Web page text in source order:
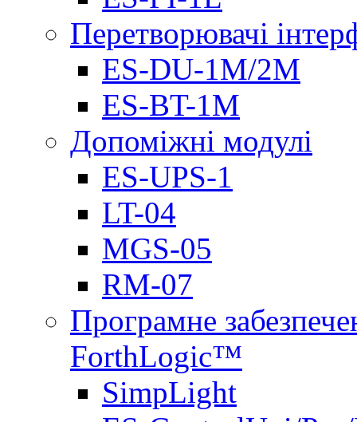
Перетворювачі
ES-DU-1M/2M
ES-BT-1M
Допоміжні модулі
ES-UPS-1
LT-04
МGS-05
RM-07
Програмне
ForthLogic™
SimpLight